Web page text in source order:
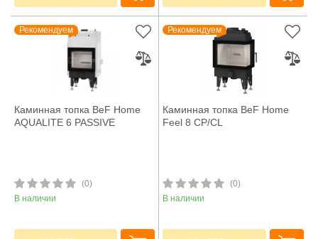
Рекомендуем
Каминная топка BeF Home
AQUALITE 6 PASSIVE
(0)
В наличии
Рекомендуем
Каминная топка BeF Home
Feel 8 СP/CL
(0)
В наличии